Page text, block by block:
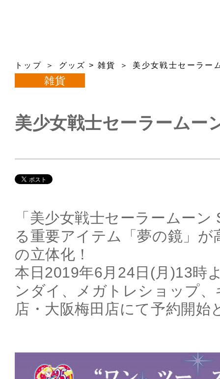
トップ グッズ >雑貨 美少女戦士セーラー
雑貨
美少女戦士セーラームー
「美少女戦士セーラームー
る重要アイテム「夢の鏡」が
の立体化！
本日2019年6月24日(月)13時
ンダイ、メガトレショップ
店・大阪梅田店にて予約開始